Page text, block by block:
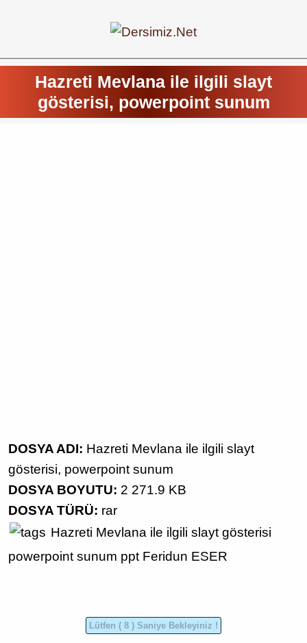
Hazreti Mevlana ile ilgili slayt
gösterisi, powerpoint sunum
DOSYA ADI: Hazreti Mevlana ile ilgili slayt
gösterisi, powerpoint sunum
DOSYA BOYUTU: 2 271.9 KB
DOSYA TÜRÜ: rar
Hazreti Mevlana ile ilgili slayt gösterisi
powerpoint sunum ppt Feridun ESER